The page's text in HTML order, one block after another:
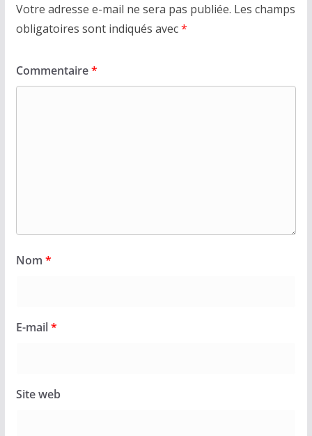
Votre adresse e-mail ne sera pas publiée. Les champs
obligatoires sont indiqués avec*
Commentaire*
Nom *
E-mail*
Site web